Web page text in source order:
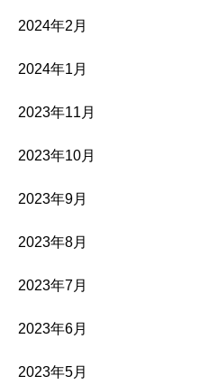
2024年2月
2024年1月
2023年11月
2023年10月
2023年9月
2023年8月
2023年7月
2023年6月
2023年5月